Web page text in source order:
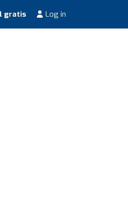
gratis Log in